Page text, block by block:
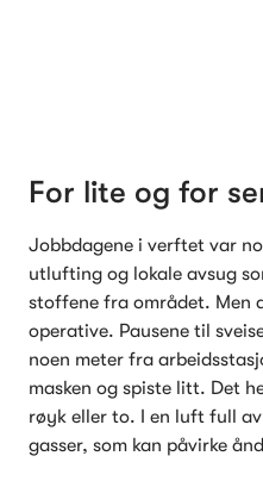
For lite og for
Jobbdagene i verftet var
utlufting og lokale avsug
stoffene fra området. Men
operative. Pausene til
noen meter fra
masken og spiste litt. Det
røyk eller to. I en luft full
gasser, som kan påvirke